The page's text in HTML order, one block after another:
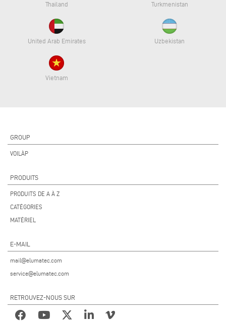
Thailand Turkmenistan
United Arab Emirates Uzbekistan
Vietnam
GROUP
VOILÀP
PRODUITS
PRODUITS DE A À Z
CATÉGORIES
MATÉRIEL
E-MAIL
mail@elumatec.com
service@elumatec.com
RETROUVEZ-NOUS SUR